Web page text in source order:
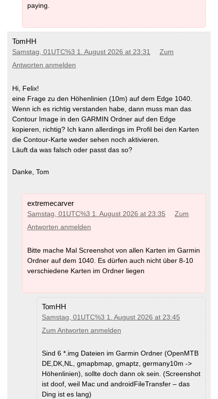
paying.
TomHH
Samstag, 01UTC%3 1. August 2026 at 23:31
Zum
Antworten anmelden
Hi, Felix!
eine Frage zu den Höhenlinien (10m) auf dem Edge 1040.
Wenn ich es richtig verstanden habe, dann muss man das
Contour Image in den GARMIN Ordner auf den Edge
kopieren, richtig? Ich kann allerdings im Profil bei den Karten
die Contour-Karte weder sehen noch aktivieren.
Läuft da was falsch oder passt das so?
Danke, Tom
extremecarver
Samstag, 01UTC%3 1. August 2026 at 23:35
Zum
Antworten anmelden
Bitte mache Mal Screenshot von allen Karten im Garmin
Ordner auf dem 1040. Es dürfen auch nicht über 8-10
verschiedene Karten im Ordner liegen
TomHH
Samstag, 01UTC%3 1. August 2026 at 23:45
Zum Antworten anmelden
Sind 6 *.img Dateien im Garmin Ordner (OpenMTB
DE,DK,NL, gmapbmap, gmaptz, germany10m ->
Höhenlinien), sollte doch dann ok sein. (Screenshot
ist doof, weil Mac und androidFileTransfer – das
Ding ist es lang)